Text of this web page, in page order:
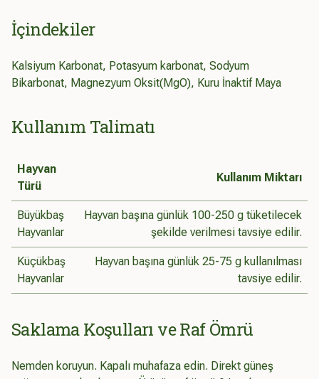
İçindekiler
Kalsiyum Karbonat, Potasyum karbonat, Sodyum
Bikarbonat, Magnezyum Oksit(MgO), Kuru İnaktif Maya
Kullanım Talimatı
Hayvan
Türü
Kullanım Miktarı
Büyükbaş
Hayvanlar
Hayvan başına günlük 100-250 g tüketilecek
şekilde verilmesi tavsiye edilir.
Küçükbaş
Hayvanlar
Hayvan başına günlük 25-75 g kullanılması
tavsiye edilir.
Saklama Koşulları ve Raf Ömrü
Nemden koruyun. Kapalı muhafaza edin. Direkt güneş